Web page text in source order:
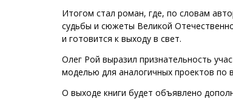
Итогом стал роман, где, по словам
судьбы и сюжеты Великой
и готовится к выходу в свет.
Олег Рой выразил признательность
моделью для аналогичных проектов по
О выходе книги будет объявлено